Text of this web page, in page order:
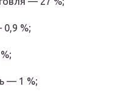
%;
— 1 %;